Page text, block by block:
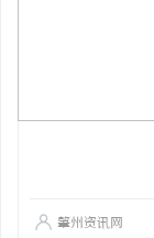
肇州资讯网